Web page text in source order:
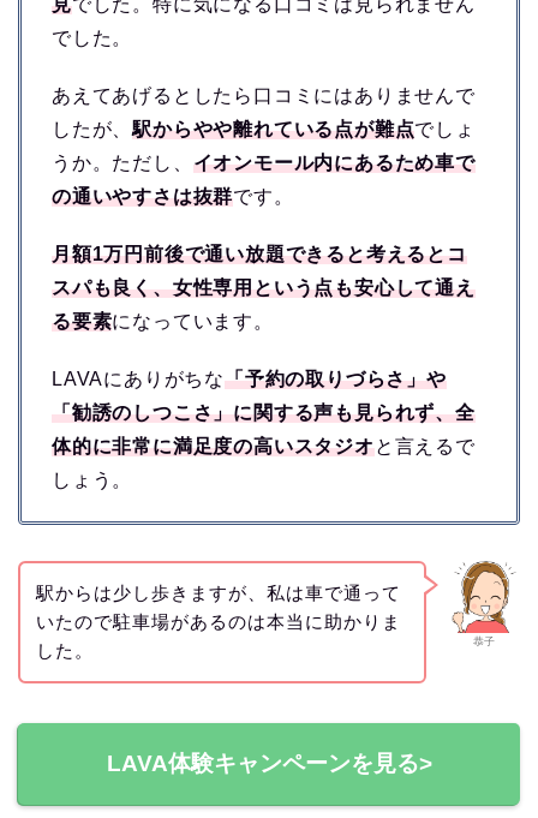
見でした。特に気になる口コミは見られません
でした。
あえてあげるとしたら口コミにはありませんで
したが、駅からやや離れている点が難点でしょ
うか。ただし、 イオンモール内にあるため車で
の通いやすさは抜群です。
月額1万円前後で通い放題できると考えるとコ
スパも良く、女性専用という点も安心して通え
る要素になっています。
LAVAにありがちな「予約の取りづらさ」や
「勧誘のしつこさ」に関する声も見られず、全
体的に非常に満足度の高いスタジオと言えるで
しょう。
恭子
駅からは少し歩きますが、私は車で通って
いたので駐車場があるのは本当に助かりま
した。
LAVA体験キャンペーンを見る>